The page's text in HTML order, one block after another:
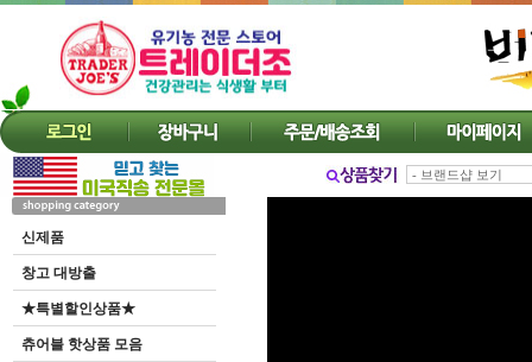
신제품
창고 대방출
★특별할인상품★
츄어블 핫상품 모음